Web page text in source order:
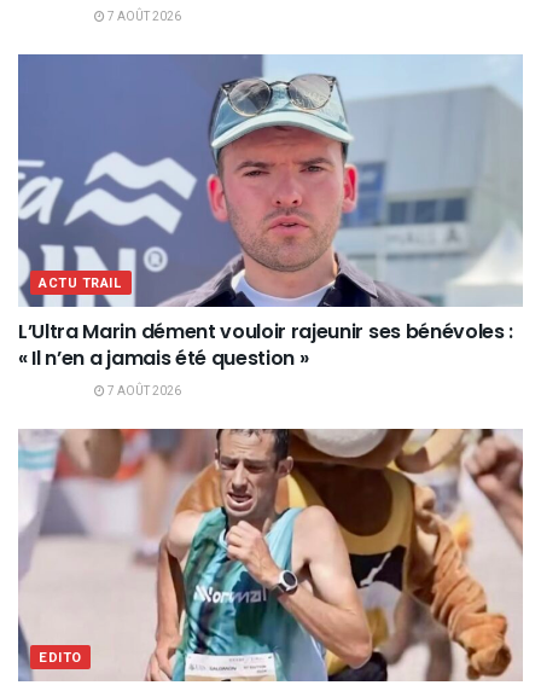
7 AOÛT 2026
ACTU TRAIL
L’Ultra Marin dément vouloir rajeunir ses bénévoles :
« Il n’en a jamais été question »
7 AOÛT 2026
EDITO